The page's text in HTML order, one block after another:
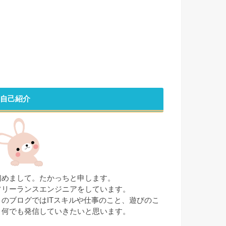
自己紹介
まして。たかっちと申します。
ーランスエンジニアをしています。
のブログではITスキルや仕事のこと、遊びのこ
でも発信していきたいと思います。